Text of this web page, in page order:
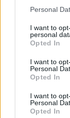
Personal
I want to
personal
Opted In
I want to
Personal
Opted In
I want to
Personal
Opted In
Rezekvítek, která
kras, má rozlohu
I po 100 letech
v dobrém stavu
26.7.2026 16:24 |